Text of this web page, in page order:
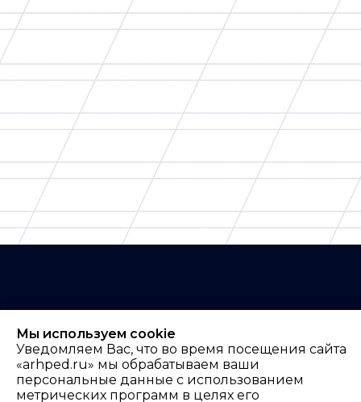
Архангельский
педагогический
Мы используем cookie
Уведомляем Вас, что во время посещения сайта
«arhped.ru» мы обрабатываем ваши
персональные данные с использованием
метрических программ в целях его